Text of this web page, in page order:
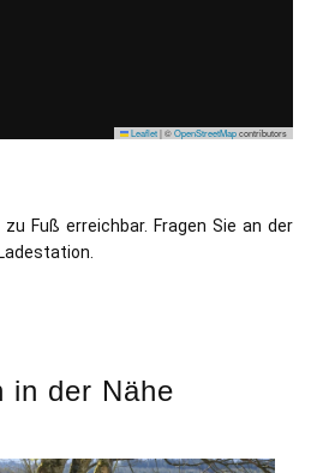
Leaflet|©OpenStreetMapcontributors
Fuß erreichbar. Fragen Sie an der
in der Nähe